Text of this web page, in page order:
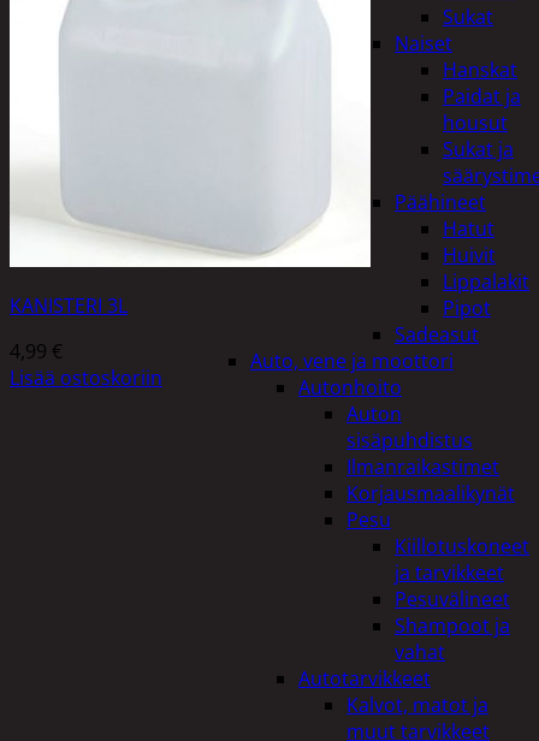
Sukat
Naiset
Hanskat
Paidat ja
housut
Sukat ja
Päähineet
Hatut
Huivit
Lippalakit
Pipot
Sadeasut
Auto, vene ja moottori
Autonhoito
Auton
sisäpuhdistus
Ilmanraikastimet
Korjausmaalikynät
Pesu
Kiillotuskoneet
ja tarvikkeet
Pesuvälineet
Shampoot ja
vahat
Autotarvikkeet
Kalvot, matot ja
muut tarvikkeet
KANISTERI 3L
4,99 €
Lisää ostoskoriin